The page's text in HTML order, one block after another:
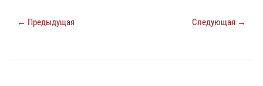
← Предыдущая Следующая →